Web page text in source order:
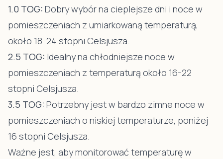
1.0 TOG: Dobry wybór na cieplejsze dni i noce w
pomieszczeniach z umiarkowaną temperaturą,
około 18-24 stopni Celsjusza.
2.5 TOG: Idealny na chłodniejsze noce w
pomieszczeniach z temperaturą około 16-22
stopni Celsjusza.
3.5 TOG: Potrzebny jest w bardzo zimne noce w
pomieszczeniach o niskiej temperaturze, poniżej
16 stopni Celsjusza.
Ważne jest, aby monitorować temperaturę w